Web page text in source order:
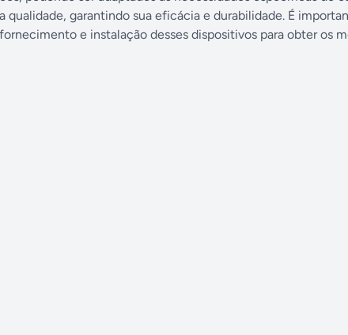
qualidade, garantindo sua eficácia e durabilidade. É
e instalação desses dispositivos para obter os